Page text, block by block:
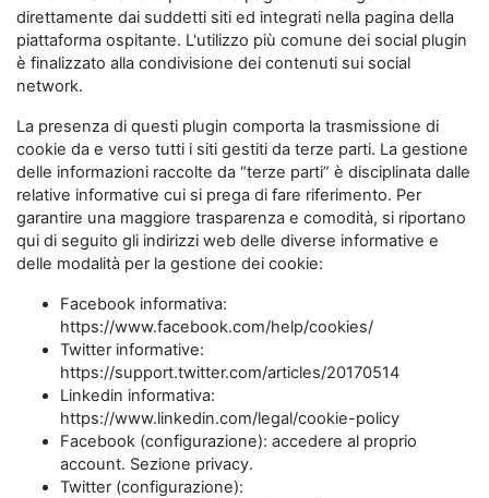
direttamente dai suddetti siti ed integrati nella pagina della
piattaforma ospitante. L'utilizzo più comune dei social plugin
è finalizzato alla condivisione dei contenuti sui social
network.
La presenza di questi plugin comporta la trasmissione di
cookie da e verso tutti i siti gestiti da terze parti. La gestione
delle informazioni raccolte da “terze parti” è disciplinata dalle
relative informative cui si prega di fare riferimento. Per
garantire una maggiore trasparenza e comodità, si riportano
qui di seguito gli indirizzi web delle diverse informative e
delle modalità per la gestione dei cookie:
Facebook informativa:
https://www.facebook.com/help/cookies/
Twitter informative:
https://support.twitter.com/articles/20170514
Linkedin informativa:
https://www.linkedin.com/legal/cookie-policy
Facebook (configurazione): accedere al proprio
account. Sezione privacy.
Twitter (configurazione):